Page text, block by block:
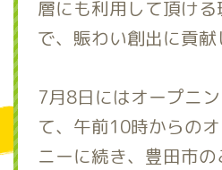
層にも利用して頂け
で、賑わい創出に貢献
7月8日にはオープニ
て、午前10時からの
ニーに続き、豊田市